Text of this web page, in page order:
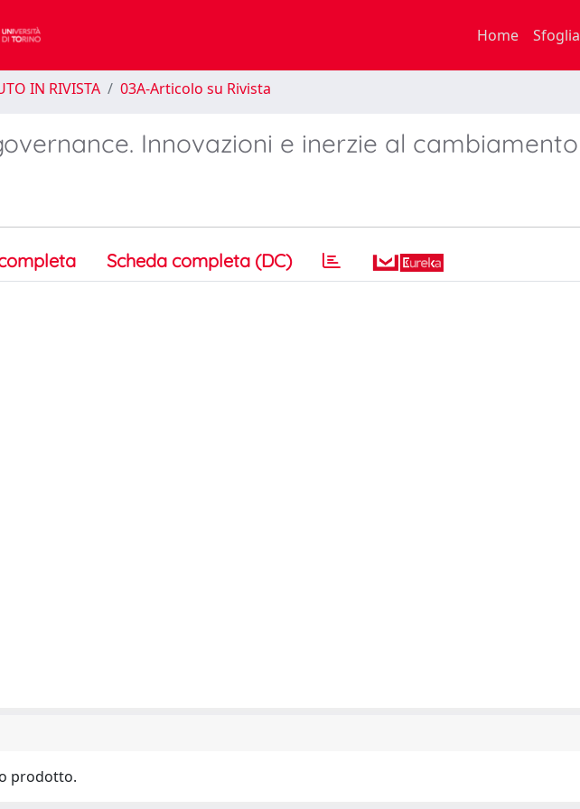
Home Sfoglia
IN RIVISTA 03A-Articolo su Rivista
Innovazioni e inerzie al cambiamento
Scheda completa (DC)
prodotto.